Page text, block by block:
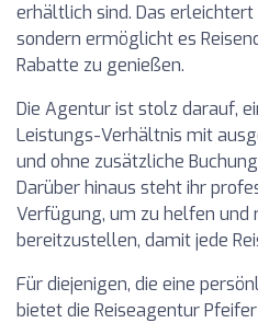
erhältlich sind. Das
sondern ermöglicht es
Rabatte zu genießen.
Die Agentur ist stolz darauf,
Leistungs-Verhältnis mit
und ohne zusätzliche
Darüber hinaus steht ihr
Verfügung, um zu helfen
bereitzustellen, damit jede
Für diejenigen, die eine
bietet die Reiseagentur